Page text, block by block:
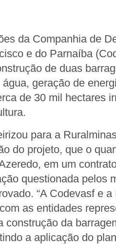
da Companhia de
e do Parnaíba
de duas
geração de
de 30 mil hectares
para a
do projeto, que o
em um
questionada pelos
“A Codevasf e
as entidades
construção da
a aplicação do